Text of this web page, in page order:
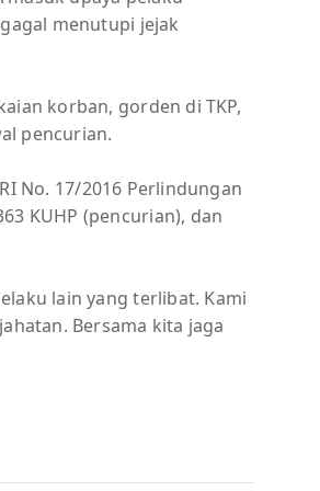
menutupi jejak
korban, gorden di TKP,
pencurian.
No. 17/2016 Perlindungan
KUHP (pencurian), dan
lain yang terlibat. Kami
Bersama kita jaga